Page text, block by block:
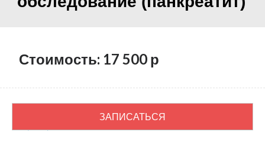
Стоимость: 17 500 р
ЗАПИСАТЬСЯ